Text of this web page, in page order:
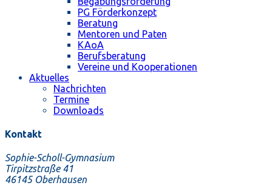
PG Förderkonzept
Beratung
Mentoren und Paten
KAoA
Berufsberatung
Vereine und Kooperationen
Aktuelles
Nachrichten
Termine
Downloads
Kontakt
Sophie-Scholl-Gymnasium
Tirpitzstraße 41
46145 Oberhausen